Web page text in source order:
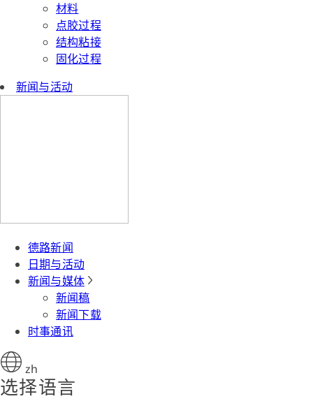
材料
点胶过程
结构粘接
固化过程
新闻与活动
德路新闻
日期与活动
新闻与媒体
新闻稿
新闻下载
时事通讯
zh
选择语言